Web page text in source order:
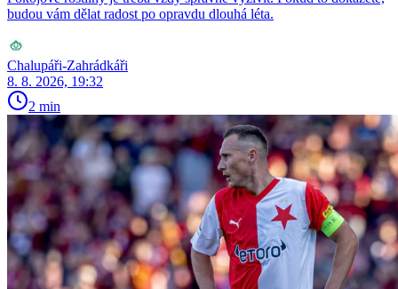
budou vám dělat radost po opravdu dlouhá léta.
Chalupáři-Zahrádkáři
8. 8. 2026, 19:32
2 min